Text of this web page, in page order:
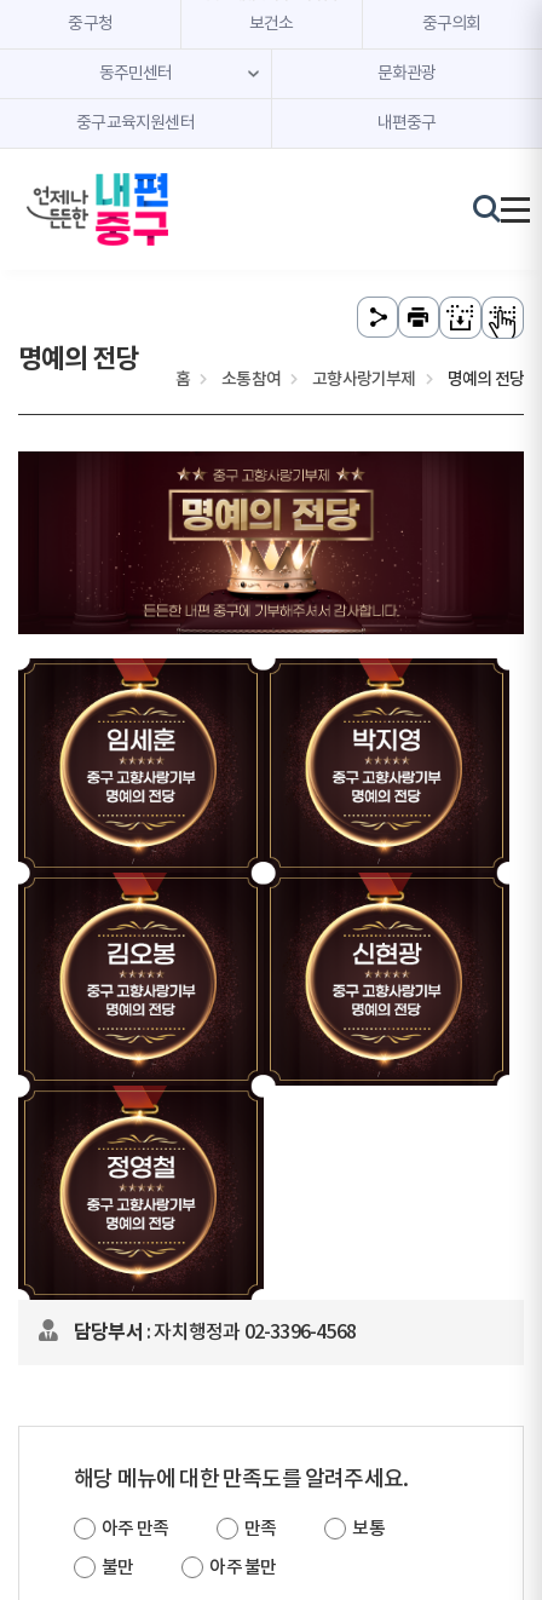
본문 내용 바로가기
주메뉴 바로가기
중구청 보건소 중구의회
동주민센터 문화관광
중구교육지원센터 내편중구
명예의 전당
홈 소통참여 고향사랑기부제 명예의 전당
담당부서 : 자치행정과 02-3396-4568
해당 메뉴에 대한 만족도를 알려주세요.
아주 만족 만족
보통
불만
아주 불만